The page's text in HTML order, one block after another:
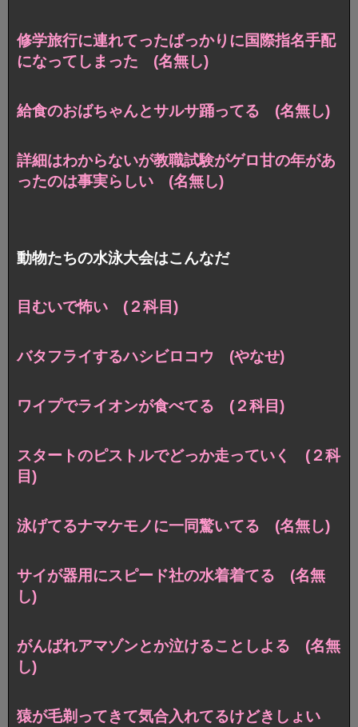
修学旅行に連れてったばっかりに国際指名手配
になってしまった (名無し)
給食のおばちゃんとサルサ踊ってる (名無し)
詳細はわからないが教職試験がゲロ甘の年があ
ったのは事実らしい (名無し)
動物たちの水泳大会はこんなだ
目むいで怖い (２科目)
バタフライするハシビロコウ (やなせ)
ワイプでライオンが食べてる (２科目)
スタートのピストルでどっか走っていく (２科
目)
泳げてるナマケモノに一同驚いてる (名無し)
サイが器用にスピード社の水着着てる (名無
し)
がんばれアマゾンとか泣けることしよる (名無
し)
猿が毛剃ってきて気合入れてるけどきしょい